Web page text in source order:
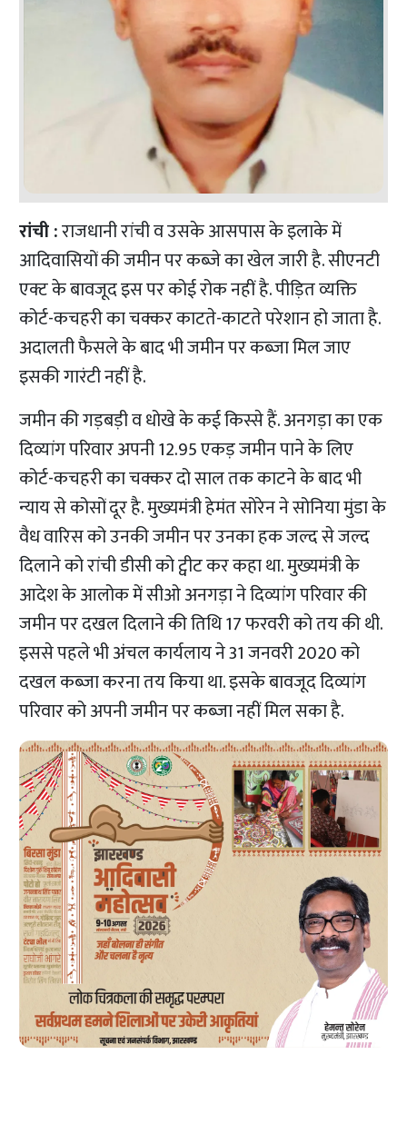
रांची :राजधानी रांची व उसके आसपास के इलाके में
आदिवासियों की जमीन पर कब्जे का खेल जारी है. सीएनटी
एक्ट के बावजूद इस पर कोई रोक नहीं है. पीड़ित व्यक्ति
कोर्ट-कचहरी का चक्कर काटते-काटते परेशान हो जाता है.
अदालती फैसले के बाद भी जमीन पर कब्जा मिल जाए
इसकी गारंटी नहीं है.
जमीन की गड़बड़ी व धोखे के कई किस्से हैं. अनगड़ा का एक
दिव्यांग परिवार अपनी 12.95 एकड़ जमीन पाने के लिए
कोर्ट-कचहरी का चक्कर दो साल तक काटने के बाद भी
न्याय से कोसों दूर है. मुख्यमंत्री हेमंत सोरेन ने सोनिया मुंडा के
वैध वारिस को उनकी जमीन पर उनका हक जल्द से जल्द
दिलाने को रांची डीसी को ट्वीट कर कहा था. मुख्यमंत्री के
आदेश के आलोक में सीओ अनगड़ा ने दिव्यांग परिवार की
जमीन पर दखल दिलाने की तिथि 17 फरवरी को तय की थी.
इससे पहले भी अंचल कार्यलाय ने 31 जनवरी 2020 को
दखल कब्जा करना तय किया था. इसके बावजूद दिव्यांग
परिवार को अपनी जमीन पर कब्जा नहीं मिल सका है.